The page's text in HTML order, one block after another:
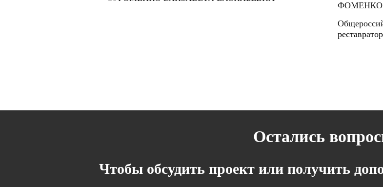
ФОМЕНКО
Остались
Чтобы обсудить проект или получить